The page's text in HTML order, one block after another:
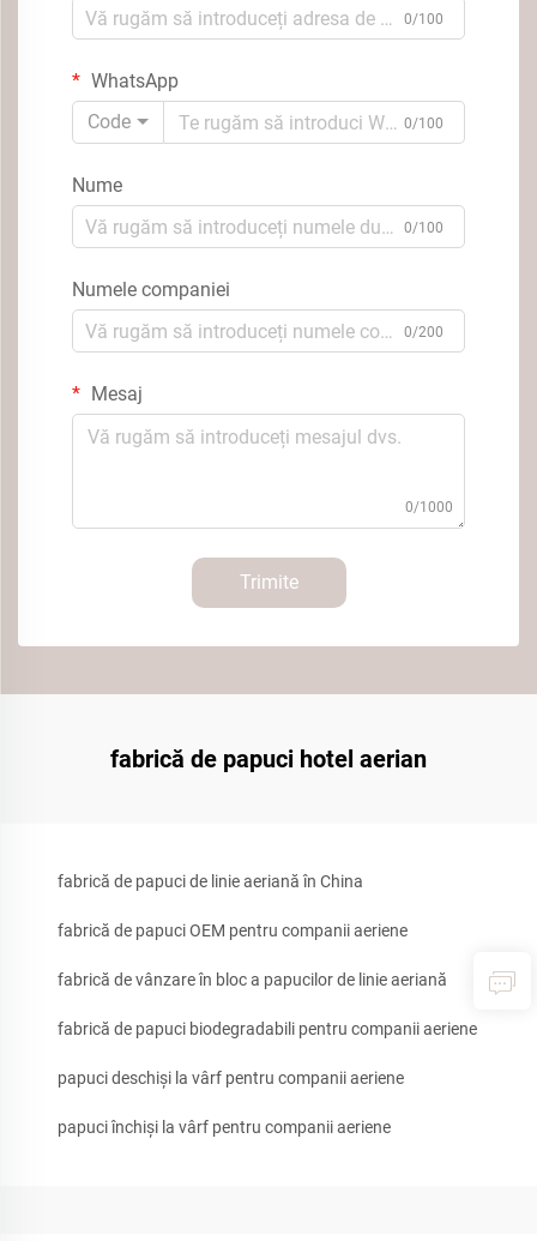
0/100
WhatsApp
Code
0/100
Nume
0/100
Numele companiei
0/200
Mesaj
0/1000
Trimite
fabrică de papuci hotel aerian
fabrică de papuci de linie aeriană în China
fabrică de papuci OEM pentru companii aeriene
fabrică de vânzare în bloc a papucilor de linie aeriană
fabrică de papuci biodegradabili pentru companii aeriene
papuci deschiși la vârf pentru companii aeriene
papuci închiși la vârf pentru companii aeriene